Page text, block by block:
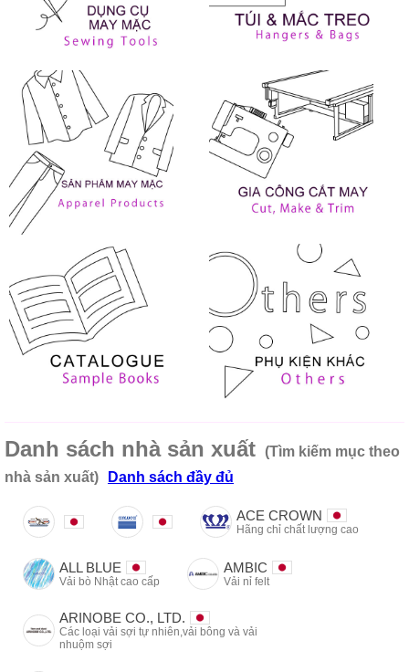
Danh sách nhà sản xuất (Tìm kiếm mục theo
nhà sản xuất)
Danh sách đầy đủ
ACE CROWN
Hãng chỉ chất lượng cao
ALL BLUE
Vải bò Nhật cao cấp
AMBIC
Vải nỉ felt
ARINOBE CO., LTD.
Các loại vải sợi tự nhiên,vải bông và vải
nhuộm sợi